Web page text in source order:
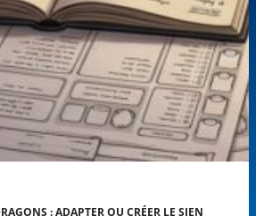
: ADAPTER OU CRÉER LE SIEN